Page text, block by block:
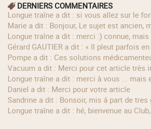
DERNIERS COMMENTAIRES
longue traîne a dit : si vous allez sur le
Marie a dit : Bonjour, Le sujet est ancien,
longue traîne a dit : merci :) connue,
Gérard GAUTIER a dit : « Il pleut parfois
Pompe a dit : Ces solutions
Vacuum a dit : Merci pour cet article très
longue traîne a dit : merci à vous ... mais
Daniel a dit : Merci pour votre article
Sandrine a dit : Bonsoir, mis á part de tres
longue traîne a dit : hé, bienvenue au